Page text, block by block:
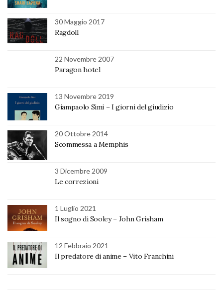
30 Maggio 2017
Ragdoll
22 Novembre 2007
Paragon hotel
13 Novembre 2019
Giampaolo Simi – I giorni del giudizio
20 Ottobre 2014
Scommessa a Memphis
3 Dicembre 2009
Le correzioni
1 Luglio 2021
Il sogno di Sooley – John Grisham
12 Febbraio 2021
Il predatore di anime – Vito Franchini